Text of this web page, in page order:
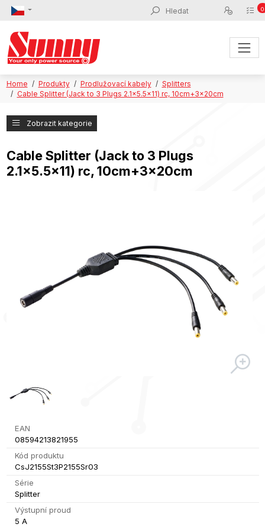
0
Home Produkty Prodlužovací kabely
Splitters
Cable Splitter (Jack to 3 Plugs 2.1x5.5x11) rc, 10cm+3x20cm
Zobrazit kategorie
Cable Splitter (Jack to 3 Plugs
2.1x5.5x11) rc, 10cm+3x20cm
EAN
08594213821955
Kód produktu
CsJ2155St3P2155Sr03
Série
Splitter
Výstupní proud
5 A